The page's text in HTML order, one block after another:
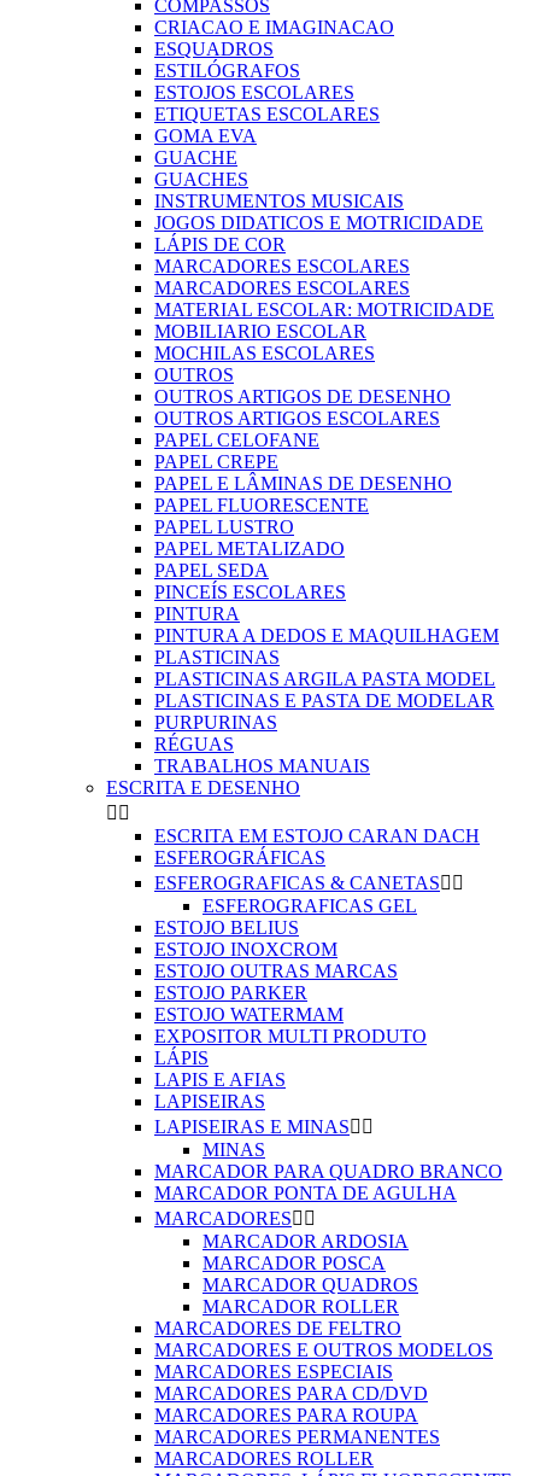
COMPASSOS
CRIACAO E IMAGINACAO
ESQUADROS
ESTILÓGRAFOS
ESTOJOS ESCOLARES
ETIQUETAS ESCOLARES
GOMA EVA
GUACHE
GUACHES
INSTRUMENTOS MUSICAIS
JOGOS DIDATICOS E MOTRICIDADE
LÁPIS DE COR
MARCADORES ESCOLARES
MARCADORES ESCOLARES
MATERIAL ESCOLAR: MOTRICIDADE
MOBILIARIO ESCOLAR
MOCHILAS ESCOLARES
OUTROS
OUTROS ARTIGOS DE DESENHO
OUTROS ARTIGOS ESCOLARES
PAPEL CELOFANE
PAPEL CREPE
PAPEL E LÂMINAS DE DESENHO
PAPEL FLUORESCENTE
PAPEL LUSTRO
PAPEL METALIZADO
PAPEL SEDA
PINCEÍS ESCOLARES
PINTURA
PINTURA A DEDOS E MAQUILHAGEM
PLASTICINAS
PLASTICINAS ARGILA PASTA MODEL
PLASTICINAS E PASTA DE MODELAR
PURPURINAS
RÉGUAS
TRABALHOS MANUAIS
ESCRITA E DESENHO
 
ESCRITA EM ESTOJO CARAN DACH
ESFEROGRÁFICAS
ESFEROGRAFICAS & CANETAS 
ESFEROGRAFICAS GEL
ESTOJO BELIUS
ESTOJO INOXCROM
ESTOJO OUTRAS MARCAS
ESTOJO PARKER
ESTOJO WATERMAM
EXPOSITOR MULTI PRODUTO
LÁPIS
LAPIS E AFIAS
LAPISEIRAS
LAPISEIRAS E MINAS 
MINAS
MARCADOR PARA QUADRO BRANCO
MARCADOR PONTA DE AGULHA
MARCADORES 
MARCADOR ARDOSIA
MARCADOR POSCA
MARCADOR QUADROS
MARCADOR ROLLER
MARCADORES DE FELTRO
MARCADORES E OUTROS MODELOS
MARCADORES ESPECIAIS
MARCADORES PARA CD/DVD
MARCADORES PARA ROUPA
MARCADORES PERMANENTES
MARCADORES ROLLER